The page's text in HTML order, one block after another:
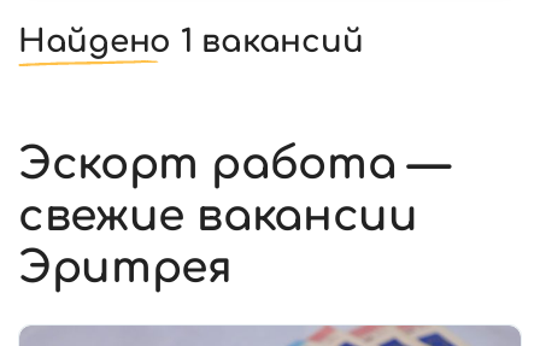
Найдено 1 вакансий
Эскорт работа —
свежие вакансии
Эритрея